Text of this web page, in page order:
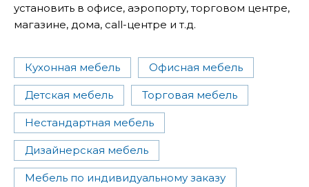
установить в офисе, аэропорту, торговом центре,
магазине, дома, call-центре и т.д.
Кухонная мебель Офисная мебель
Детская мебель Торговая мебель
Нестандартная мебель
Дизайнерская мебель
Мебель по индивидуальному заказу